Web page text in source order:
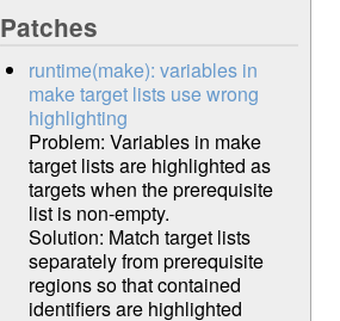
Patches
runtime(make): variables in
make target lists use wrong
highlighting
Problem: Variables in make
target lists are highlighted as
targets when the prerequisite
list is non-empty.
Solution: Match target lists
separately from prerequisite
regions so that contained
identifiers are highlighted